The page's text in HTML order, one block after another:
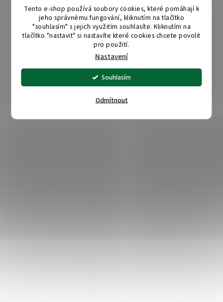
Tento e-shop používá soubory cookies, které pomáhají k
jeho správnému fungování, kliknutím na tlačítko
"souhlasím" s jejich využitím souhlasíte. Kliknutím na
tlačítko "nastavit" si nastavíte které cookies chcete povolit
pro použití.
Nastavení
Odmítnout
Souhlasím